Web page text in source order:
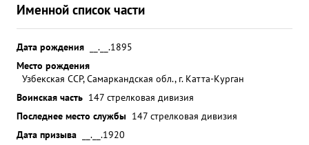
Именной список части
Дата рождения
__.__.1895
Место рождения
Узбекская ССР, Самаркандская обл., г. Катта-Курган
Воинская часть 147 стрелковая дивизия
Последнее место службы 147 стрелковая дивизия
Дата призыва
__.__.1920